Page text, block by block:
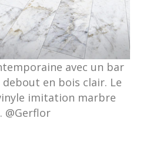
avec un bar
en bois clair. Le
imitation marbre
@Gerflor